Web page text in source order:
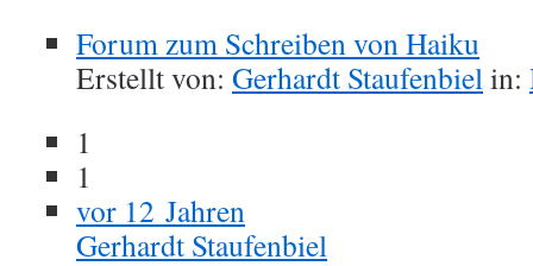
Forum zum Schreiben von Haiku
Erstellt von: Gerhardt Staufenbielin:
1
1
vor 12 Jahren
Gerhardt Staufenbiel